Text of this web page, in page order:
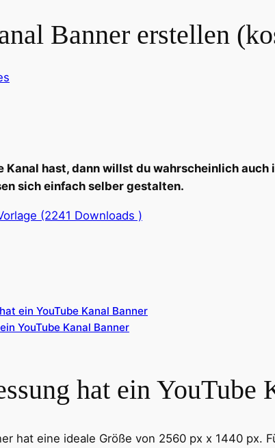
Banner erstellen
Kanal hast, dann willst du wahrscheinlich
sich einfach selber gestalten.
(2241 Downloads )
ein YouTube Kanal Banner
YouTube Kanal Banner
hat ein YouTube
hat eine ideale Größe von 2560 px x 1440